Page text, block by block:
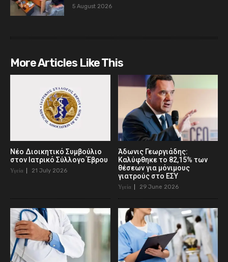
5 August 2026
More Articles Like This
Νέο Διοικητικό Συμβούλιο
στον Ιατρικό Σύλλογο Έβρου
Υγεία 21 July 2026
Άδωνις Γεωργιάδης:
Καλύφθηκε το 82,15% των
θέσεων για μόνιμους
γιατρούς στο ΕΣΥ
Υγεία 29 June 2026